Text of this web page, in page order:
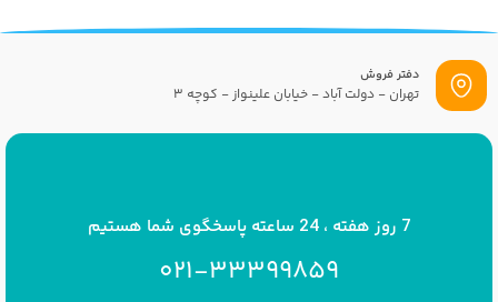
دفتر فروش
تهران - دولت آباد - خیابان علینواز - کوچه 3
7 روز هفته ، 24 ساعته پاسخگوی شما هستیم
021-33399859